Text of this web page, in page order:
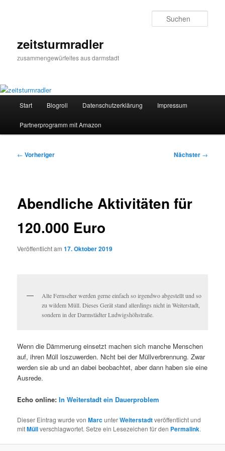
zeitsturmradler
zusammengewürfeltes aus darmstadt
Start Blogroll Datenschutzerklärung Impressum
Partnerprogramm mit Amazon
Beitragsnavigation
← Vorheriger Nächster →
Abendliche Aktivitäten für
120.000 Euro
Veröffentlicht am17. Oktober 2019
Alte Fernseher werden gerne einfach so irgendwo abgestellt und so
zu wildem Müll. Dieses Gerät stand allerdings nicht in Weiterstadt,
sondern in der Darmstädter Ludwigshöhstraße.
Wenn die Dämmerung einsetzt machen sich manche Menschen
auf, ihren Müll loszuwerden. Nicht bei der Müllverbrennung. Zwar
werden sie ab und an dabei beobachtet, aber dann haben sie eine
Ausrede.
Echo online:In Weiterstadt ein Dauerproblem
Dieser Eintrag wurde vonMarcunterWeiterstadtveröffentlicht und
mitMüllverschlagwortet. Setze ein Lesezeichen für den Permalink.